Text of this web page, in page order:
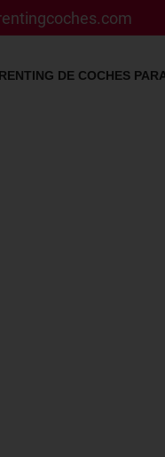
RENTING DE COCHES